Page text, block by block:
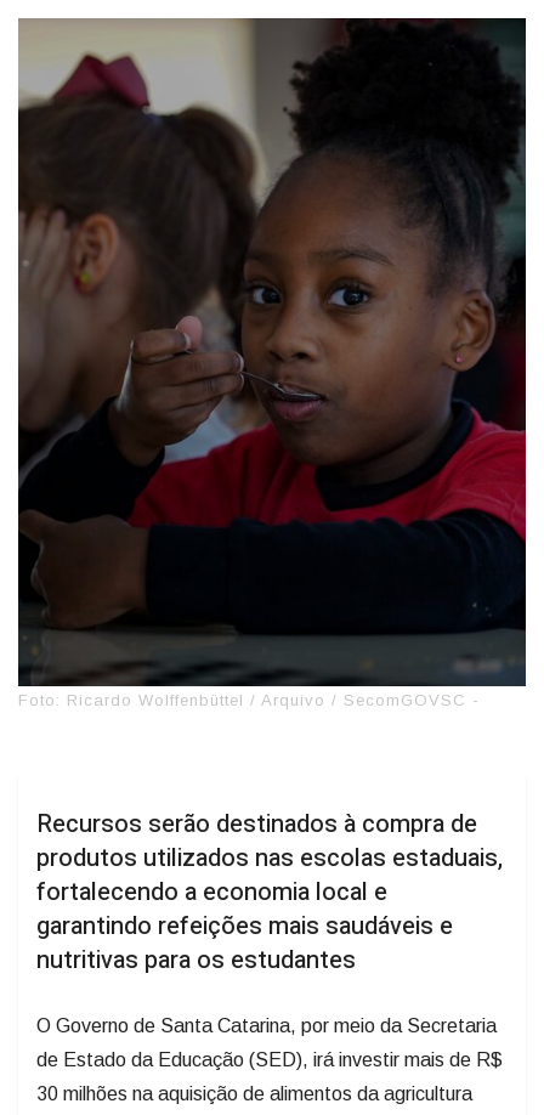
Foto: Ricardo Wolffenbüttel / Arquivo / SecomGOVSC -
Recursos serão destinados à compra de
produtos utilizados nas escolas estaduais,
fortalecendo a economia local e
garantindo refeições mais saudáveis e
nutritivas para os estudantes
O Governo de Santa Catarina, por meio da Secretaria
de Estado da Educação (SED), irá investir mais de R$
30 milhões na aquisição de alimentos da agricultura